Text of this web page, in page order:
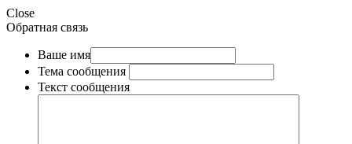
Close
Обратная связь
Ваше имя
Тема сообщения
Текст сообщения